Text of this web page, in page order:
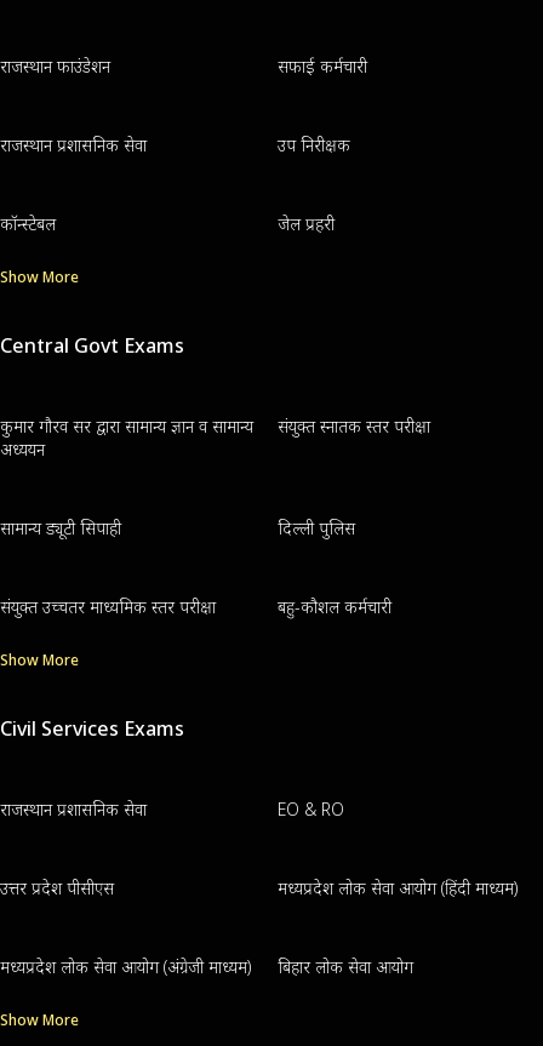
राजस्थान फाउंडेशन सफाई कर्मचारी
राजस्थान प्रशासनिक सेवा उप निरीक्षक
कॉन्स्टेबल जेल प्रहरी
Show More
Central Govt Exams
कुमार गौरव सर द्वारा सामान्य ज्ञान व सामान्य
अध्ययन
संयुक्त स्नातक स्तर परीक्षा
सामान्य ड्यूटी सिपाही दिल्ली पुलिस
संयुक्त उच्चतर माध्यमिक स्तर परीक्षा बहु-कौशल कर्मचारी
Show More
Civil Services Exams
राजस्थान प्रशासनिक सेवा EO & RO
उत्तर प्रदेश पीसीएस मध्यप्रदेश लोक सेवा आयोग (हिंदी माध्यम)
मध्यप्रदेश लोक सेवा आयोग (अंग्रेजी माध्यम) बिहार लोक सेवा आयोग
Show More